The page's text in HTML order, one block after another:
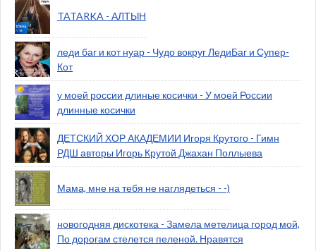
TATARKA - АЛТЫН
леди баг и кот нуар - Чудо вокруг ЛедиБаг и Супер-
Кот
у моей россии длиные косички - У моей России
длинные косички
ДЕТСКИЙ ХОР АКАДЕМИИ Игоря Крутого - Гимн
РДШ авторы Игорь Крутой Джахан Поллыева
Мама, мне на тебя не наглядеться - -)
новогодняя дискотека - Замела метелица город мой,
По дорогам стелется пеленой. Нравятся